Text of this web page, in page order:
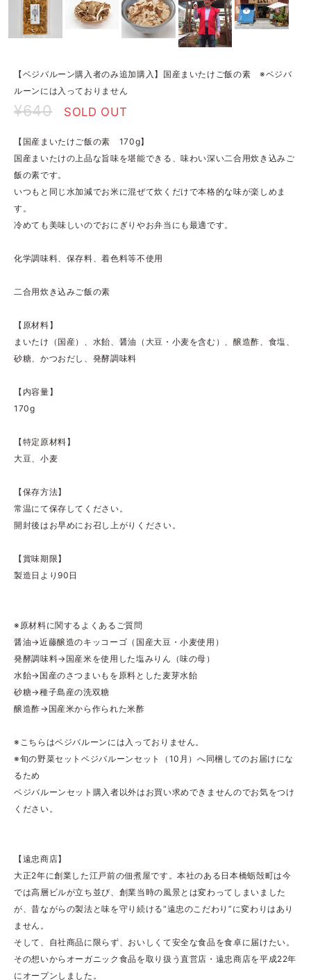
【ベジバルーン購入者のみ追加購入】国産まいたけご飯の素 ※ベジバ
ルーンには入っておりません
¥640 SOLD OUT
【国産まいたけご飯の素 170g】
国産まいたけの上品な旨味を堪能できる、味わい深い二合用炊き込みご
飯の素です。
いつもと同じ水加減でお米に混ぜて炊くだけで本格的な味が楽しめま
す。
冷めても美味しいのでおにぎりやお弁当にも最適です。
化学調味料、保存料、着色料等不使用
二合用炊き込みご飯の素
【原材料】
まいたけ（国産）、水飴、醤油（大豆・小麦を含む）、醸造酢、食塩、
砂糖、かつおだし、発酵調味料
【内容量】
170g
【特定原材料】
大豆、小麦
【保存方法】
常温にて保存してください。
開封後はお早めにお召し上がりください。
【賞味期限】
製造日より90日
※原材料に関するよくあるご質問
醤油→近藤醸造のキッコーゴ（国産大豆・小麦使用）
発酵調味料→国産米を使用した塩みりん（味の母）
水飴→国産のさつまいもを原料とした麦芽水飴
砂糖→種子島産の洗双糖
醸造酢→国産米から作られた米酢
※こちらはベジバルーンには入っておりません。
※旬の野菜セットベジバルーンセット（10月）へ同梱してのお届けにな
るため
ベジバルーンセット購入者以外はお買い求めできませんのでお気をつけ
ください。
【遠忠商店】
大正2年に創業した江戸前の佃煮屋です。本社のある日本橋蛎殻町は今
では高層ビルが立ち並び、創業当時の風景とは変わってしまいました
が、昔ながらの製法と味を守り続ける“遠忠のこだわり”に変わりはあり
ません。
そして、自社商品に限らず、おいしくて安全な食品を食卓に届けたい。
その想いからオーガニック食品を取り扱う直営店・遠忠商店を平成22年
にオープンしました。